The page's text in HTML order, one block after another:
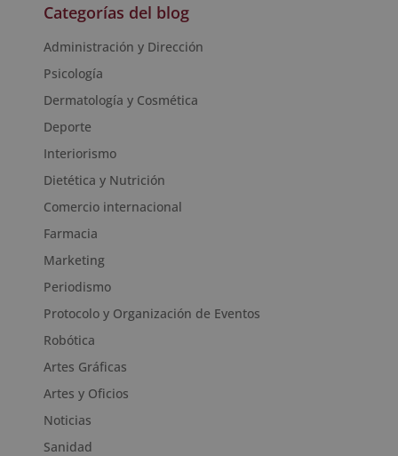
Categorías del blog
Administración y Dirección
Psicología
Dermatología y Cosmética
Deporte
Interiorismo
Dietética y Nutrición
Comercio internacional
Farmacia
Marketing
Periodismo
Protocolo y Organización de Eventos
Robótica
Artes Gráficas
Artes y Oficios
Noticias
Sanidad